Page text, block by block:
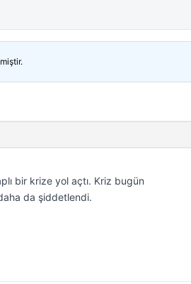
bir krize yol açtı. Kriz bugün
da şiddetlendi.